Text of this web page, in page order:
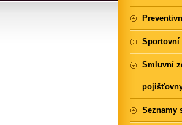
Smluvní
Seznamy